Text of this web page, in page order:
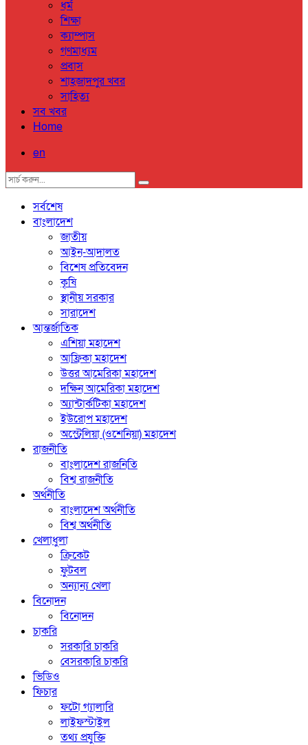
ধর্ম
শিক্ষা
ক্যাম্পাস
গণমাধ্যম
প্রবাস
শাহজাদপুর খবর
সাহিত্য
সব খবর
Home
en
সর্বশেষ
বাংলাদেশ
জাতীয়
আইন-আদালত
বিশেষ প্রতিবেদন
কৃষি
স্থানীয় সরকার
সারাদেশ
আন্তর্জাতিক
এশিয়া মহাদেশ
আফ্রিকা মহাদেশ
উত্তর আমেরিকা মহাদেশ
দক্ষিন আমেরিকা মহাদেশ
অ্যান্টার্কটিকা মহাদেশ
ইউরোপ মহাদেশ
অস্ট্রেলিয়া (ওশেনিয়া) মহাদেশ
রাজনীতি
বাংলাদেশ রাজনিতি
বিশ্ব রাজনীতি
অর্থনীতি
বাংলাদেশ অর্থনীতি
বিশ্ব অর্থনীতি
খেলাধুলা
ক্রিকেট
ফুটবল
অন্যান্য খেলা
বিনোদন
বিনোদন
চাকরি
সরকারি চাকরি
বেসরকারি চাকরি
ভিডিও
ফিচার
ফটো গ্যালারি
লাইফস্টাইল
তথ্য প্রযুক্তি